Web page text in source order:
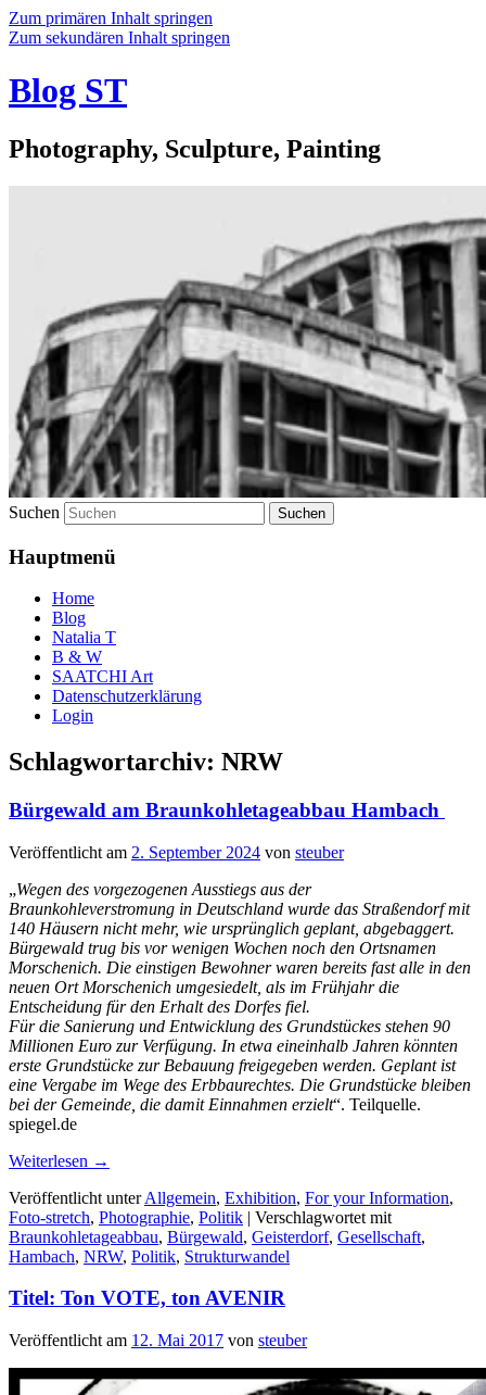
Zum primären Inhalt springen
Zum sekundären Inhalt springen
Blog ST
Photography, Sculpture, Painting
Suchen
Hauptmenü
Home
Blog
Natalia T
B & W
SAATCHI Art
Datenschutzerklärung
Login
Schlagwortarchiv: NRW
Bürgewald am Braunkohletageabbau Hambach
Veröffentlicht am 2. September 2024 von steuber
„Wegen des vorgezogenen Ausstiegs aus der
Braunkohleverstromung in Deutschland wurde das Straßendorf mit
140 Häusern nicht mehr, wie ursprünglich geplant, abgebaggert.
Bürgewald trug bis vor wenigen Wochen noch den Ortsnamen
Morschenich. Die einstigen Bewohner waren bereits fast alle in den
neuen Ort Morschenich umgesiedelt, als im Frühjahr die
Entscheidung für den Erhalt des Dorfes fiel.
Für die Sanierung und Entwicklung des Grundstückes stehen 90
Millionen Euro zur Verfügung. In etwa eineinhalb Jahren könnten
erste Grundstücke zur Bebauung freigegeben werden. Geplant ist
eine Vergabe im Wege des Erbbaurechtes. Die Grundstücke bleiben
bei der Gemeinde, die damit Einnahmen erzielt“. Teilquelle.
spiegel.de
Weiterlesen →
Veröffentlicht unter Allgemein, Exhibition, For your Information,
Foto-stretch, Photographie, Politik | Verschlagwortet mit
Braunkohletageabbau, Bürgewald, Geisterdorf, Gesellschaft,
Hambach, NRW, Politik, Strukturwandel
Titel: Ton VOTE, ton AVENIR
Veröffentlicht am 12. Mai 2017 von steuber